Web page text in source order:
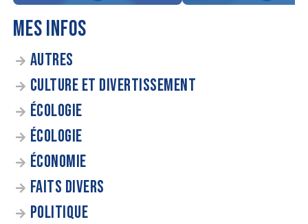
MES INFOS
AUTRES
CULTURE ET DIVERTISSEMENT
ÉCOLOGIE
ÉCOLOGIE
ÉCONOMIE
FAITS DIVERS
POLITIQUE